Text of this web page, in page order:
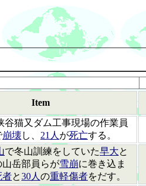
Item
谷猫又ダム工事現場の作業員
崩壊し、 21人 が死亡する。
で冬山訓練をしていた早大と
岳部員らが雪崩に巻き込ま
者と30人 の重軽傷者をだす。